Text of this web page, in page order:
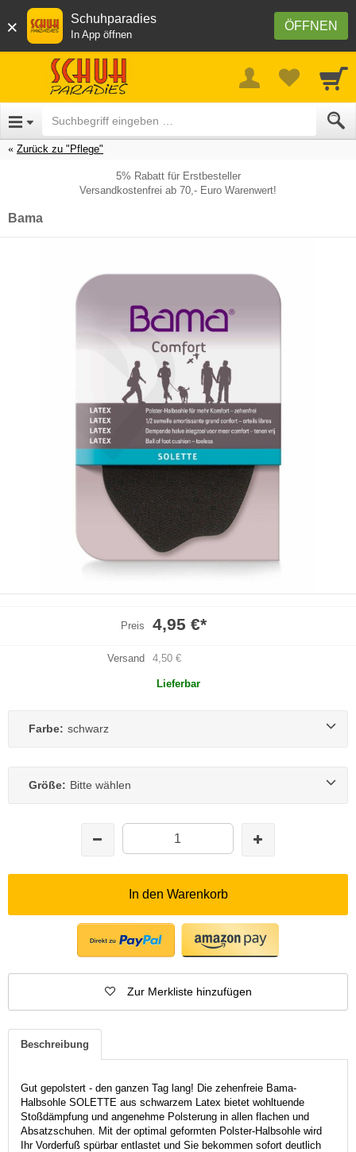
× ÖFFNEN
Schuhparadies
In App öffnen
Zurück zu "Pflege"
5% Rabatt für Erstbesteller
Versandkostenfrei ab 70,- Euro Warenwert!
Bama
Preis 4,95 €*
Versand 4,50 €
Lieferbar
Farbe: schwarz
Größe: Bitte wählen
In den Warenkorb
Zur Merkliste hinzufügen
Beschreibung
Gut gepolstert - den ganzen Tag lang! Die zehenfreie Bama-
Halbsohle SOLETTE aus schwarzem Latex bietet wohltuende
Stoßdämpfung und angenehme Polsterung in allen flachen und
Absatzschuhen. Mit der optimal geformten Polster-Halbsohle wird
Ihr Vorderfuß spürbar entlastet und Sie bekommen sofort deutlich